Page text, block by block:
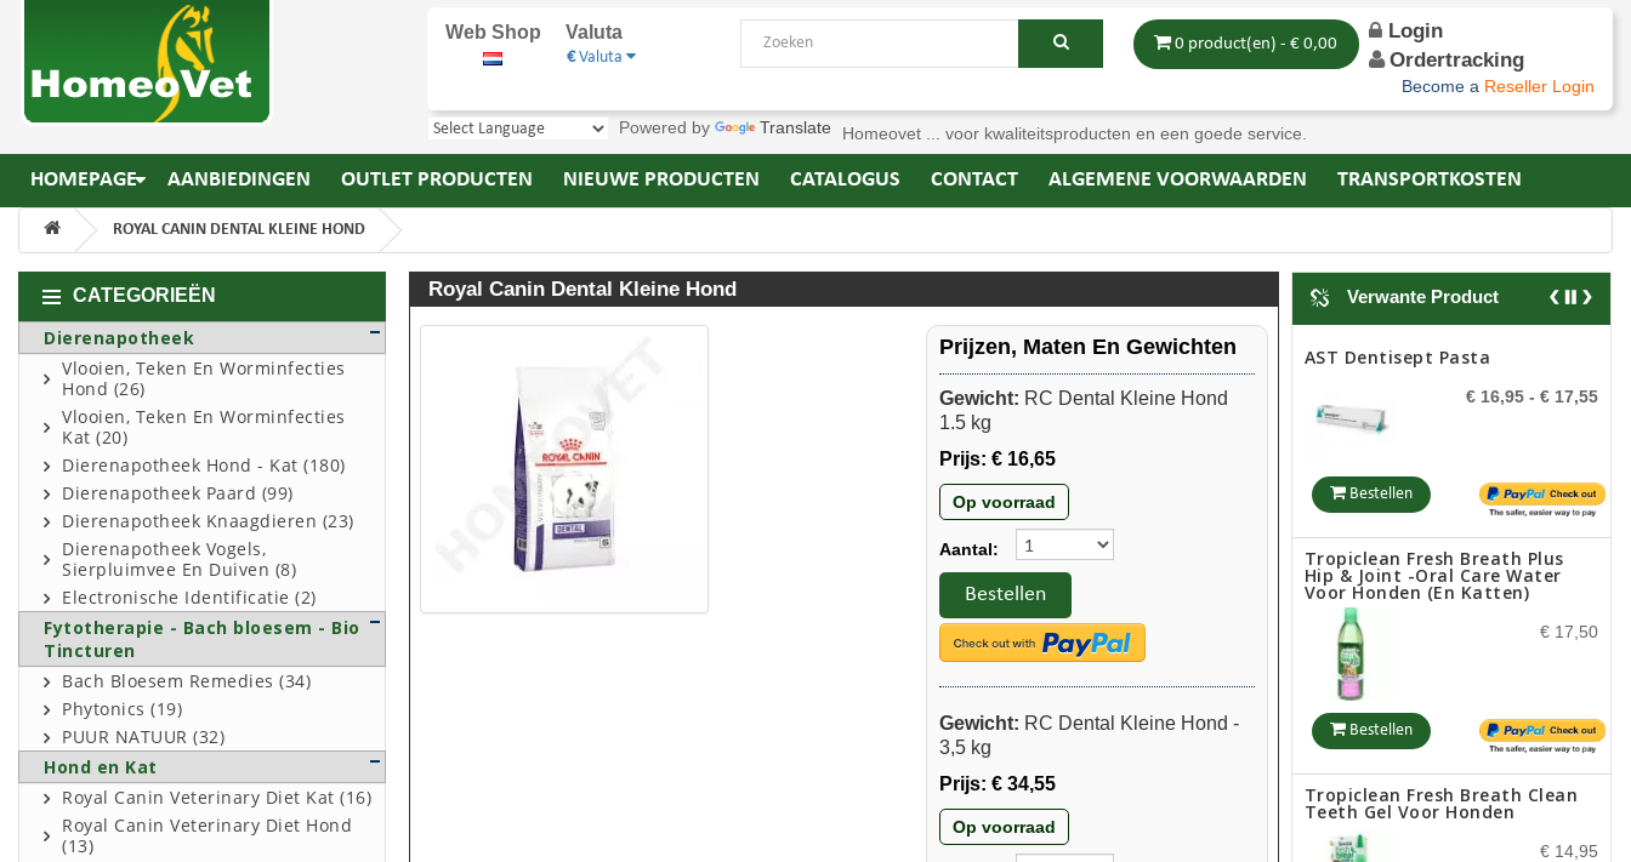
Web Shop Valuta
€Valuta
0 product(en) - € 0,00
Login
Ordertracking
Become a Reseller Login
Powered by Translate Homeovet ... voor kwaliteitsproducten en een goede service.
HOMEPAGE AANBIEDINGEN OUTLET PRODUCTEN NIEUWE PRODUCTEN CATALOGUS CONTACT ALGEMENE VOORWAARDEN TRANSPORTKOSTEN
ROYAL CANIN DENTAL KLEINE HOND
CATEGORIEËN
Dierenapotheek
Vlooien, Teken En Worminfecties
Hond (26)
Vlooien, Teken En Worminfecties
Kat (20)
Dierenapotheek Hond - Kat (180)
Dierenapotheek Paard (99)
Dierenapotheek Knaagdieren (23)
Dierenapotheek Vogels,
Sierpluimvee En Duiven (8)
Electronische Identificatie (2)
Fytotherapie - Bach bloesem - Bio
Tincturen
Bach Bloesem Remedies (34)
Phytonics (19)
PUUR NATUUR (32)
Hond en Kat
Royal Canin Veterinary Diet Kat (16)
Royal Canin Veterinary Diet Hond
(13)
Royal Canin Dental Kleine Hond
Prijzen, Maten En Gewichten
Gewicht: RC Dental Kleine Hond
1.5 kg
Prijs: € 16,65
Op voorraad
Aantal:
Bestellen
Gewicht: RC Dental Kleine Hond -
3,5 kg
Prijs: € 34,55
Op voorraad
Verwante Product
AST Dentisept Pasta
€ 16,95 - € 17,55
Bestellen
Tropiclean Fresh Breath Plus
Hip & Joint -oral Care Water
Voor Honden (en Katten)
€ 17,50
Bestellen
Tropiclean Fresh Breath Clean
Teeth Gel Voor Honden
€ 14,95